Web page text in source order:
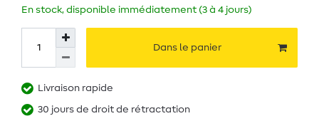
En stock, disponible immédiatement (3 à 4 jours)
Dans le panier
Livraison rapide
30 jours de droit de rétractation